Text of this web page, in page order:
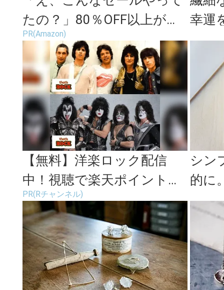
たの？」80％OFF以上が
続々登場！Amazonの本気
が...
PR(Amazon)
幸運
ーフ
【無料】洋楽ロック配信
中！視聴で楽天ポイント貯
まる
PR(Rチャンネル)
シン
的に
しむ